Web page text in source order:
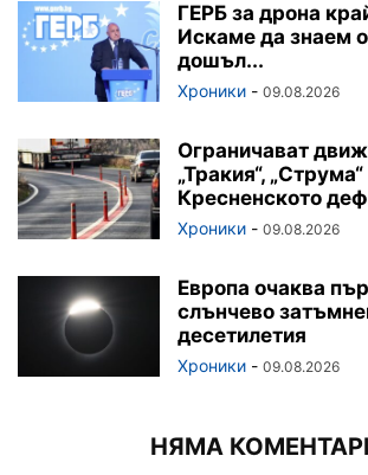
ГЕРБ за дрона
Искаме да знаем
дошъл...
Хроники - 09.08.2026
Ограничават
„Тракия“,
Кресненското
Хроники - 09.08.2026
Европа очаква
слънчево
десетилетия
Хроники - 09.08.2026
НЯМА